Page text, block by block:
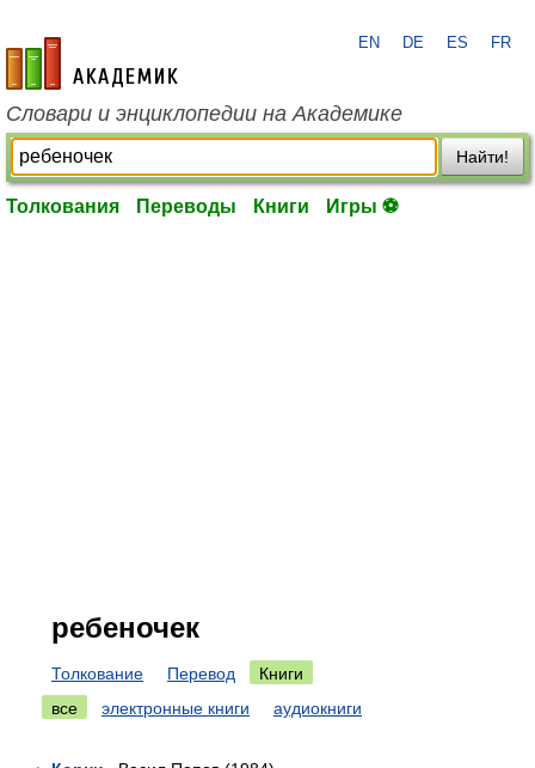
academic.ru
EN DE ES FR
Словари и энциклопедии на Академике
Найти!
Толкования Переводы Книги Игры ⚽
ребеночек
Толкование Перевод
Книги
все
электронные книги аудиокниги